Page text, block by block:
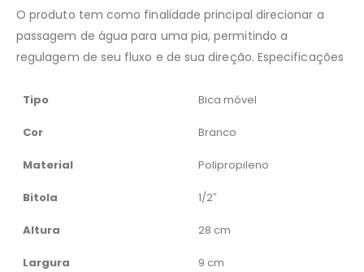
O produto tem como finalidade principal direcionar a
passagem de água para uma pia, permitindo a
regulagem de seu fluxo e de sua direção. Especificações
Tipo Bica móvel
Cor Branco
Material Polipropileno
Bitola 1/2″
Altura 28 cm
Largura 9 cm